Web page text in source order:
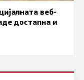
веб-
достапна и